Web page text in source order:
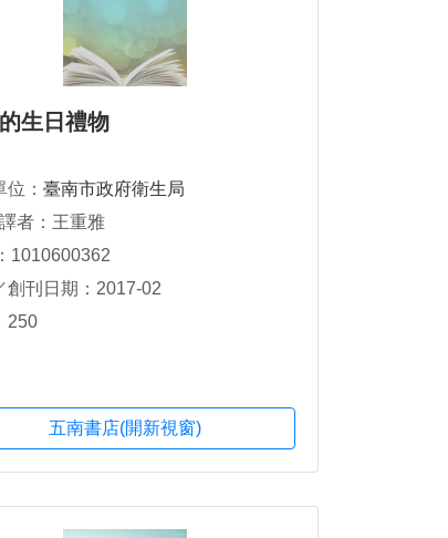
生日禮物
位： 臺南市政府衛生局
者：王重雅
1010600362
創刊日期：2017-02
250
五南書店(開新視窗)